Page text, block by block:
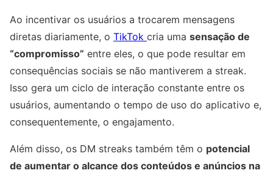
Ao incentivar os usuários a trocarem mensagens
diretas diariamente, o TikTok cria uma sensação de
“compromisso” entre eles, o que pode resultar em
consequências sociais se não mantiverem a streak.
Isso gera um ciclo de interação constante entre os
usuários, aumentando o tempo de uso do aplicativo e,
consequentemente, o engajamento.
Além disso, os DM streaks também têm o potencial
de aumentar o alcance dos conteúdos e anúncios na